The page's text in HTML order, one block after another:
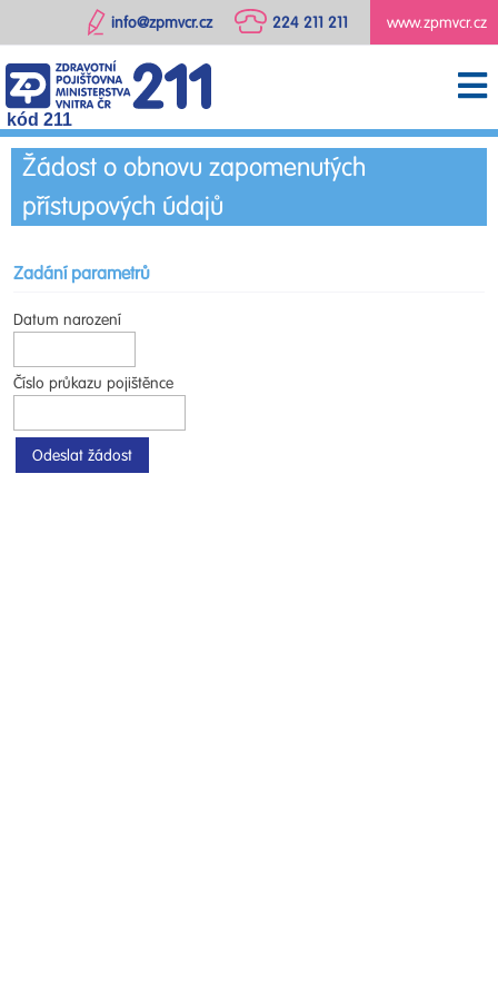
www.zpmvcr.cz
224 211 211
info@zpmvcr.cz
kód 211
Žádost o obnovu zapomenutých
přístupových údajů
Zadání parametrů
Datum narození
Číslo průkazu pojištěnce